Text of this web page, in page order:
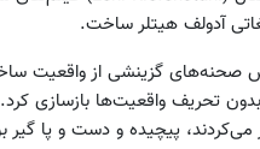
آدولف هیتلر ساخت.
صحنه‌های گزینشی از واقعیت
بدون تحریف واقعیت‌ها بازسازی
می‌کردند، پیچیده و دست و پا